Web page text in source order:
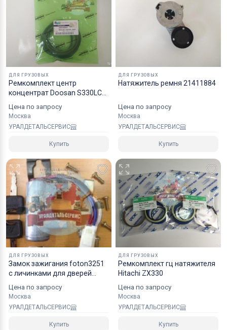
Коробки оптимального размера и с
надежным уровнем защиты.
Специалисты компании готовы взять на себя все
мероприятия по оформлению документов и
перевозке вашего заказа в любой регион РФ, в
страны СНГ, Азии и ЕС.
ДЛЯ ГРУЗОВЫХ
Ремкомплект центр
концентрат Doosan S330LCV
Цена по запросу
Москва
УРАЛДЕТАЛЬСЕРВИС
Купить
ДЛЯ ГРУЗОВЫХ
Натяжитель ремня 21411884
Цена по запросу
Москва
УРАЛДЕТАЛЬСЕРВИС
Купить
ДЛЯ ГРУЗОВЫХ
Замок зажигания foton3251
c личинками для дверей
Цена по запросу
Москва
УРАЛДЕТАЛЬСЕРВИС
Купить
ДЛЯ ГРУЗОВЫХ
Ремкомплект гц натяжителя
Hitachi ZX330
Цена по запросу
Москва
УРАЛДЕТАЛЬСЕРВИС
Купить